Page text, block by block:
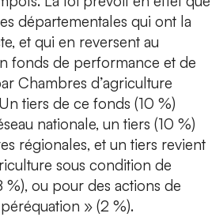
départementales qui ont la
et qui en reversent au
fonds de performance et de
Chambres d’agriculture
tiers de ce fonds (10 %)
nationale, un tiers (10 %)
régionales, et un tiers revient
sous condition de
ou pour des actions de
» (2 %).